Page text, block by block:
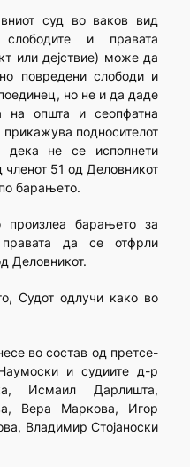
суд во ваков вид
и правата
или дејствие) може да
повредени слободи и
но не и да даде
на општа и сеопфатна
подносителот
дека не се исполнети
членот 51 од Деловникот
барањето.
произлеа барањето за
да се отфрли
Деловникот.
Судот одлучи како во
во состав од претсе-
и судиите д-р
Исмаил Дарлишта,
Вера Маркова, Игор
Владимир Стојаноски